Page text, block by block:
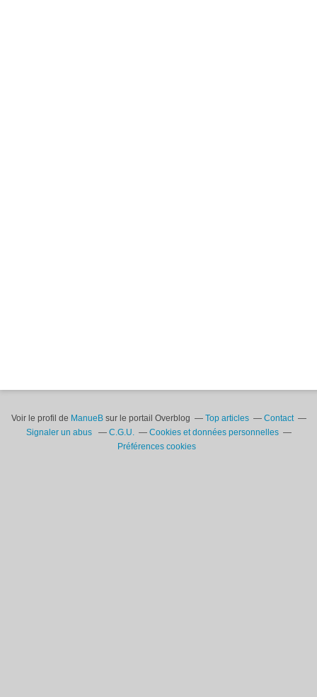
Voir le profil de ManueBsur le portail Overblog Top articles
Contact
Signaler un abus
C.G.U.
Cookies et données personnelles
Préférences cookies